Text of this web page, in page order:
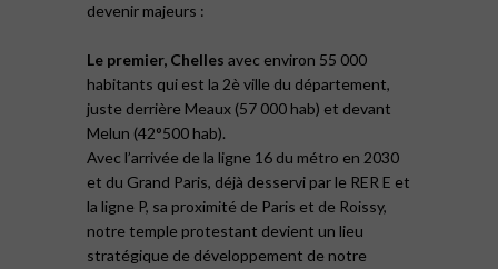
devenir majeurs :
Le premier, Chelles avec environ 55 000
habitants qui est la 2è ville du département,
juste derrière Meaux (57 000 hab) et devant
Melun (42°500 hab).
Avec l’arrivée de la ligne 16 du métro en 2030
et du Grand Paris, déjà desservi par le RER E et
la ligne P, sa proximité de Paris et de Roissy,
notre temple protestant devient un lieu
stratégique de développement de notre